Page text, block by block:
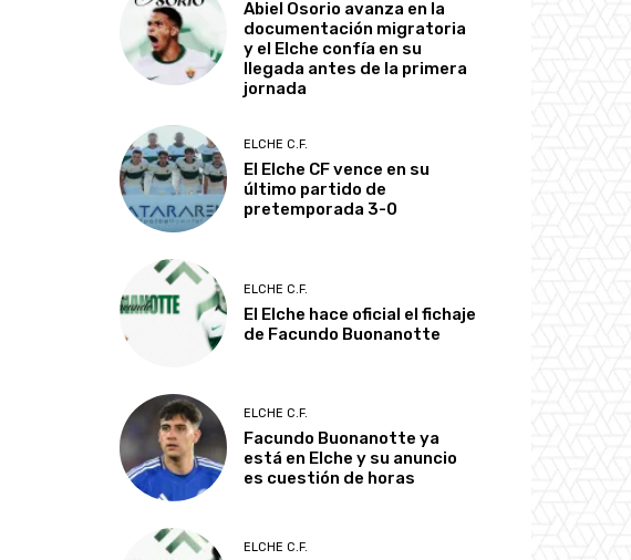
Abiel Osorio avanza en la
documentación migratoria
y el Elche confía en su
llegada antes de la primera
jornada
ELCHE C.F.
El Elche CF vence en su
último partido de
pretemporada 3-0
ELCHE C.F.
El Elche hace oficial el fichaje
de Facundo Buonanotte
ELCHE C.F.
Facundo Buonanotte ya
está en Elche y su anuncio
es cuestión de horas
ELCHE C.F.